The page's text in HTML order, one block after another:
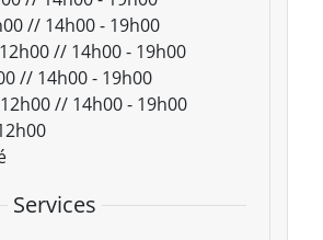
// 14h00 - 19h00
// 14h00 - 19h00
// 14h00 - 19h00
// 14h00 - 19h00
Services